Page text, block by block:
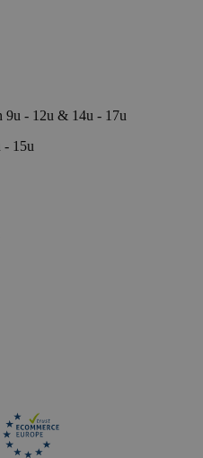
9u - 12u & 14u - 17u
- 15u